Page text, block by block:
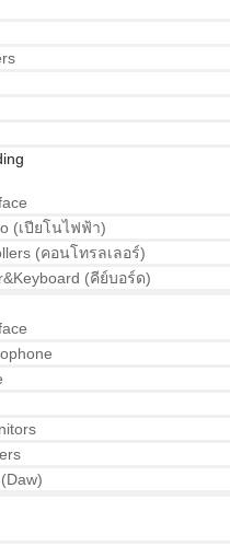
(เปียโนไฟฟ้า)
(คอนโทรลเลอร์)
(คีย์บอร์ด)